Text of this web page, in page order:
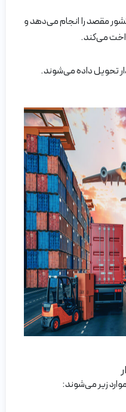
مقصد را انجام می‌دهد و
می‌کند.
تحویل داده می‌شوند.